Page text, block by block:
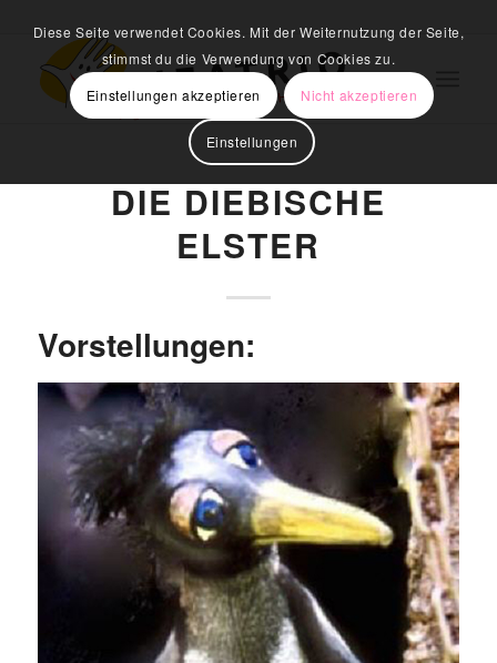
DIE DIEBISCHE
ELSTER
Vorstellungen:
Diese Seite verwendet Cookies. Mit der Weiternutzung der Seite,
stimmst du die Verwendung von Cookies zu.
Einstellungen akzeptieren
Nicht akzeptieren
Einstellungen